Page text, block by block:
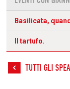
Basilicata,
Il tartufo.
TUTTI GLI